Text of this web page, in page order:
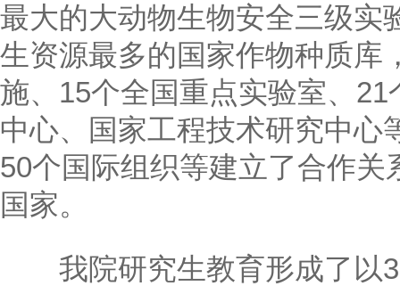
最大的大动物生物安全三级实
生资源最多的国家作物种质库
施、15个全国重点实验室、
中心、国家工程技术研究中心
50个国际组织等建立了合作
国家。
我院研究生教育形成了以